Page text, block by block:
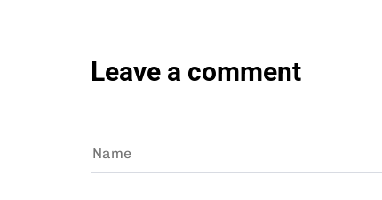
Leave a comment